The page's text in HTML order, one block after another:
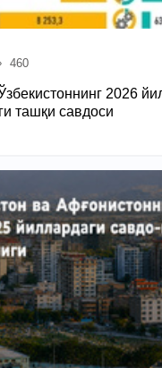
460
2026
ташқи савдоси